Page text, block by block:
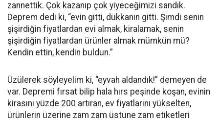
zannettik. Çok kazanıp çok yiyeceğimizi sandık.
Deprem dedi ki, “evin gitti, dükkanın gitti. Şimdi senin
şişirdiğin fiyatlardan evi almak, kiralamak, senin
şişirdiğin fiyatlardan ürünler almak mümkün mü?
Kendin ettin, kendin buldun.”
Üzülerek söyleyelim ki, “eyvah aldandık!” demeyen de
var. Depremi fırsat bilip hala hırs peşinde koşan, evinin
kirasını yüzde 200 artıran, ev fiyatlarını yükselten,
ürünlerin üzerine zam zam üstüne zam etiketleri